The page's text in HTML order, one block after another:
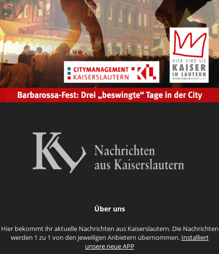
Über uns
Hier bekommt ihr aktuelle Nachrichten aus Kaiserslautern. Die Nachrichten
werden 1 zu 1 von den jeweiligen Anbietern übernommen. Installiert
unsere neue APP